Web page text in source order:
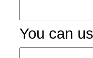
You can